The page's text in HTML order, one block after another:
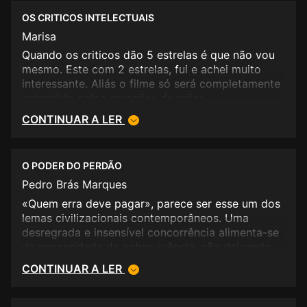
OS CRITICOS INTELECTUAIS
Marisa
Quando os criticos dão 5 estrelas é que não vou
mesmo. Este com 2 estrelas, fui e achei muito
interessante. Aliás o filme só será completamente
CONTINUAR A LER
O PODER DO PERDÃO
Pedro Brás Marques
«Quem erra deve pagar», parece ser esse um dos
lemas civilizacionais contemporâneos. Uma
desregrada e insensível concorrência alimenta-se
perdão, possam respirar. É triste, mas é o sinal
CONTINUAR A LER